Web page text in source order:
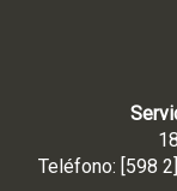
Teléfono: [598